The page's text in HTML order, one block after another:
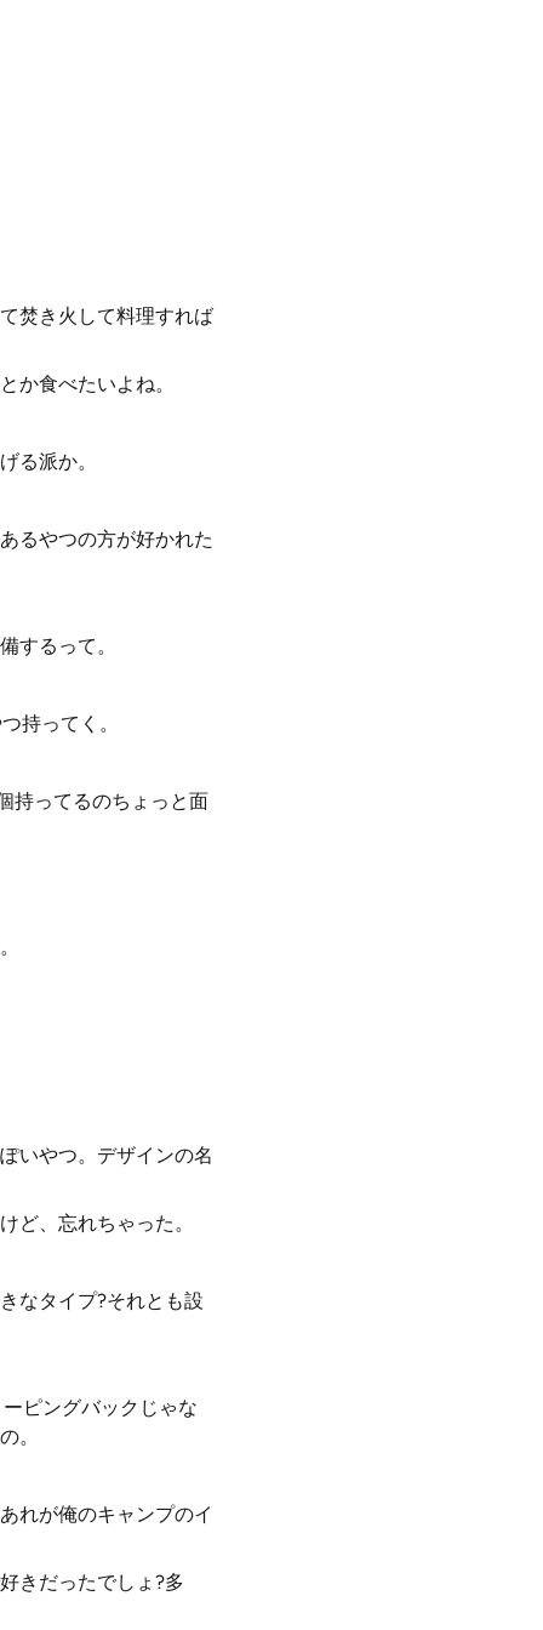
焚き火して料理すれば
か食べたいよね。
る派か。
るやつの方が好かれた
するって。
持ってく。
持ってるのちょっと面
いやつ。デザインの名
ど、忘れちゃった。
なタイプ?それとも設
ピングバックじゃな
。
れが俺のキャンプのイ
きだったでしょ?多